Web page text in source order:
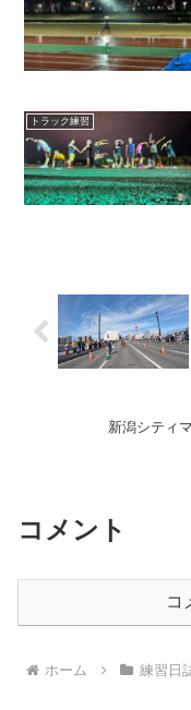
トラック練習
新潟シティ
コメント
コ
ホーム 練習日